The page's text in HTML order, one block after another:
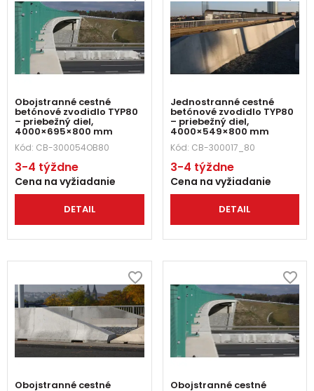
Obojstranné cestné
betónové zvodidlo TYP80
– priebežný diel,
4000×695×800 mm
Kód: CB-300054OB80
3-4 týždne
Cena na vyžiadanie
DETAIL
Jednostranné cestné
betónové zvodidlo TYP80
– priebežný diel,
4000×549×800 mm
Kód: CB-300017_80
3-4 týždne
Cena na vyžiadanie
DETAIL
Obojstranné cestné Obojstranné cestné